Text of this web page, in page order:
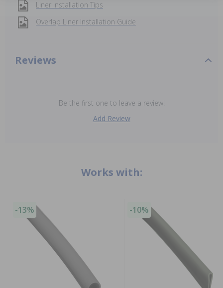
Liner Installation Tips
Overlap Liner Installation Guide
Reviews
Be the first one to leave a review!
Add Review
Works with:
-13% -10%